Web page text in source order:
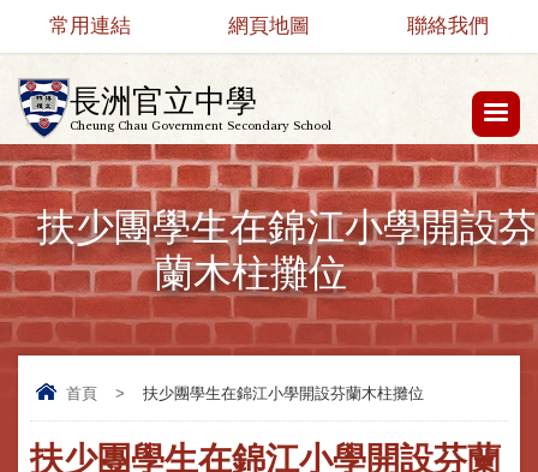
長洲官立中學
Cheung Chau Government Secondary School
常用連結 網頁地圖 聯絡我們
扶少團學生在錦江小學開設芬
蘭木柱攤位
首頁 > 扶少團學生在錦江小學開設芬蘭木柱攤位
扶少團學生在錦江小學開設芬蘭